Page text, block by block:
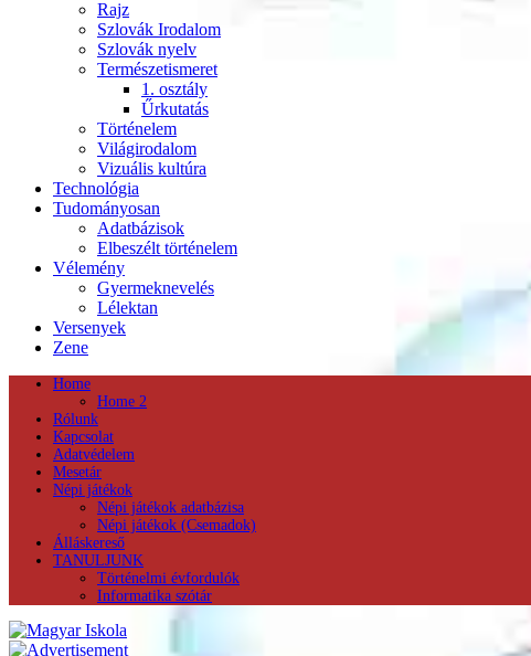
Rajz
Szlovák Irodalom
Szlovák nyelv
Természetismeret
1. osztály
Űrkutatás
Történelem
Világirodalom
Vizuális kultúra
Technológia
Tudományosan
Adatbázisok
Elbeszélt történelem
Vélemény
Gyermeknevelés
Lélektan
Versenyek
Zene
Home
Home 2
Rólunk
Kapcsolat
Adatvédelem
Mesetár
Népi játékok
Népi játékok adatbázisa
Népi játékok (Csemadok)
Álláskereső
TANULJUNK
Történelmi évfordulók
Informatika szótár